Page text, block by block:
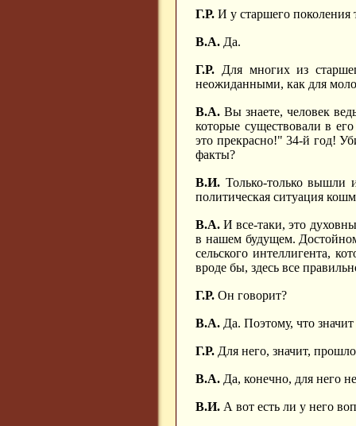
Г.Р. И у старшего поколения
В.А. Да.
Г.Р. Для многих из
неожиданными, как для
В.А. Вы знаете, человек
которые существовали в
это прекрасно!" 34-й год!
факты?
В.И. Только-только вышли
политическая ситуация
В.А. И все-таки, это
в нашем будущем.
сельского интеллигента,
вроде бы, здесь все
Г.Р. Он говорит?
В.А. Да. Поэтому, что
Г.Р. Для него, значит,
В.А. Да, конечно, для него
В.И. А вот есть ли у него